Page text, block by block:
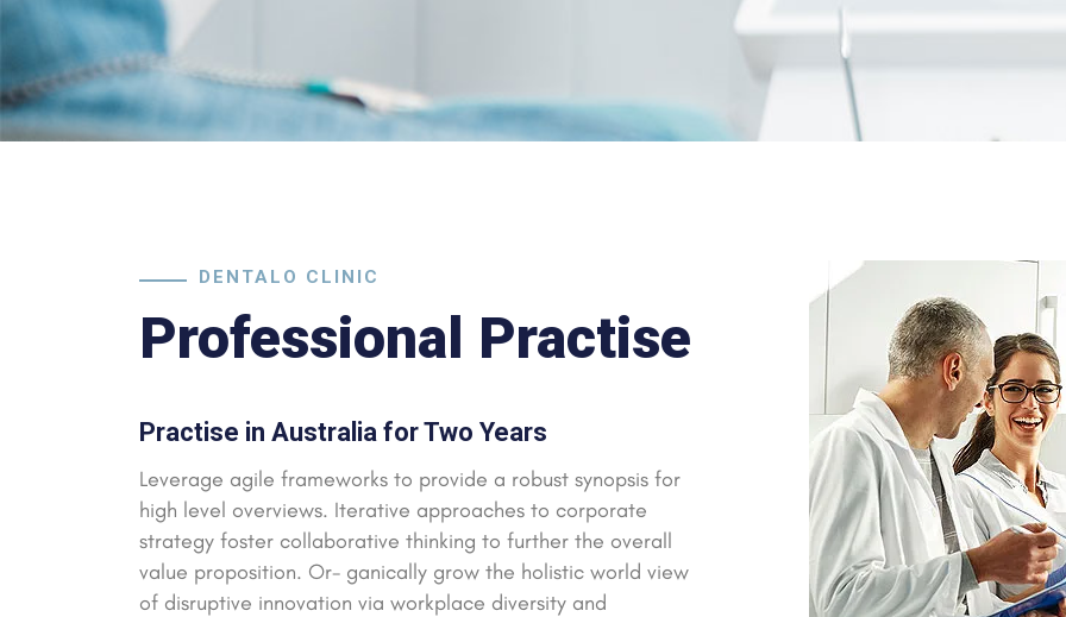
DENTALO CLINIC
Professional Practise
Practise in Australia for Two Years
Leverage agile frameworks to provide a robust synopsis for
high level overviews. Iterative approaches to corporate
strategy foster collaborative thinking to further the overall
value proposition. Or- ganically grow the holistic world view
of disruptive innovation via workplace diversity and